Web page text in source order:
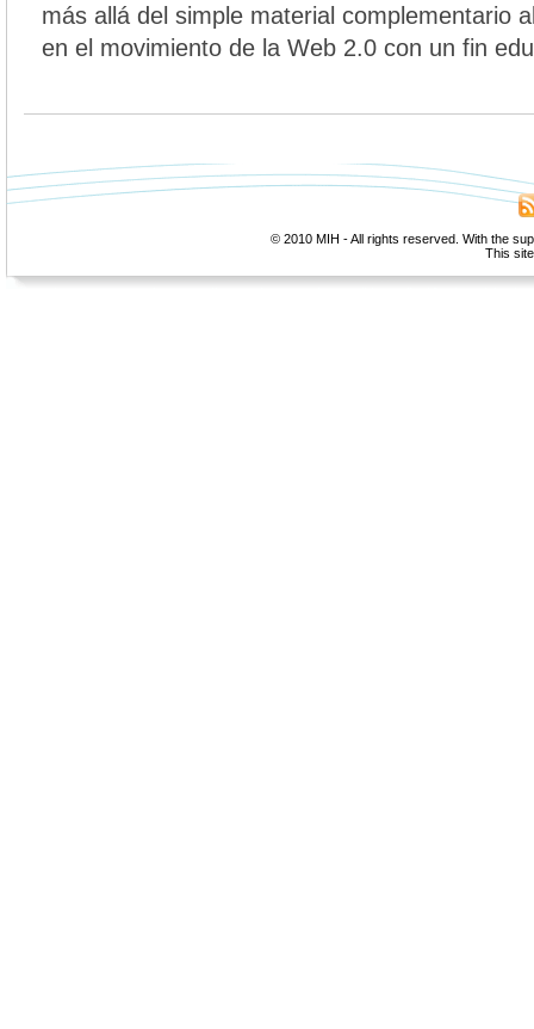
más allá del simple material complementario
en el movimiento de la Web 2.0 con un fin
© 2010 MIH - All rights reserved. With the
This